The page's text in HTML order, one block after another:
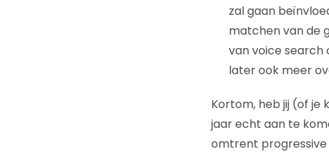
zal gaan
matchen van de
van voice search
later ook meer
Kortom, heb jij (of je
jaar echt aan te
omtrent